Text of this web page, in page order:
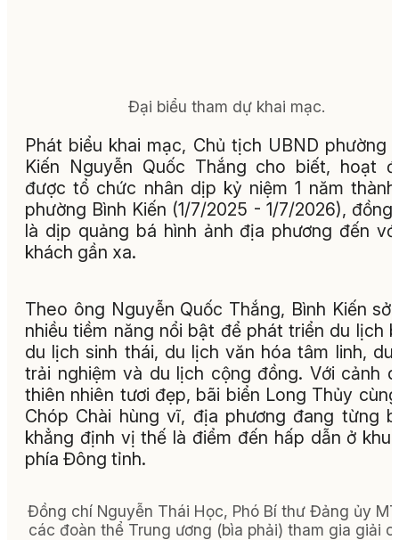
Đại biểu tham dự khai mạc.
Phát biểu khai mạc, Chủ tịch UBND phường
Kiến Nguyễn Quốc Thắng cho biết, hoạt
được tổ chức nhân dịp kỷ niệm 1 năm
phường Bình Kiến (1/7/2025 - 1/7/2026), đồng
là dịp quảng bá hình ảnh địa phương đến
khách gần xa.
Theo ông Nguyễn Quốc Thắng, Bình Kiến sở
nhiều tiềm năng nổi bật để phát triển du lịch
du lịch sinh thái, du lịch văn hóa tâm linh, du
trải nghiệm và du lịch cộng đồng. Với cảnh
thiên nhiên tươi đẹp, bãi biển Long Thủy
Chóp Chài hùng vĩ, địa phương đang từng
khẳng định vị thế là điểm đến hấp dẫn ở khu
phía Đông tỉnh.
Đồng chí Nguyễn Thái Học, Phó Bí thư Đảng ủy
các đoàn thể Trung ương (bìa phải) tham gia giải